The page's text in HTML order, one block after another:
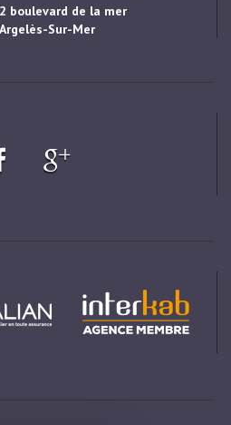
boulevard de la mer
Sur-Mer